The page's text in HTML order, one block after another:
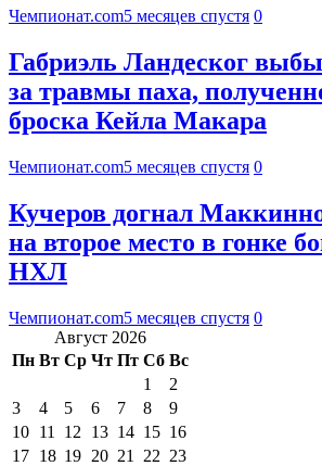
Чемпионат.com5 месяцев спустя 0
Габриэль Ландеског
за травмы паха,
броска Кейла Макара
Чемпионат.com5 месяцев спустя 0
Кучеров догнал
на второе место в гонке
НХЛ
Чемпионат.com5 месяцев спустя 0
Август 2026
Пн Вт Ср Чт Пт Сб Вс
1
2
3
4 5 6 7 8
9
10 11 12 13 14 15 16
17 18 19 20 21 22 23